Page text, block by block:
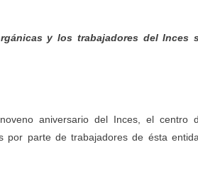
y los trabajadores del Inces
aniversario del Inces, el centro
por parte de trabajadores de ésta